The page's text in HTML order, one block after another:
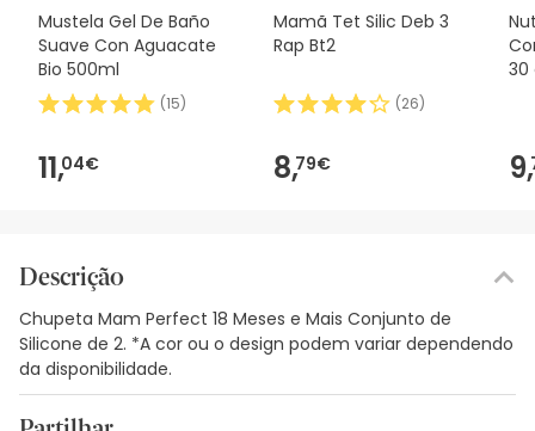
Mustela Gel De Baño
Suave Con Aguacate
Bio 500ml
(15)
11,04€
Mamã Tet Silic Deb 3
Rap Bt2
(26)
8,79€
30
9,
Descrição
Chupeta Mam Perfect 18 Meses e Mais Conjunto de
Silicone de 2. *A cor ou o design podem variar dependendo
da disponibilidade.